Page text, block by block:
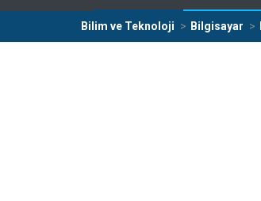
Bilim ve Teknoloji Bilgisayar